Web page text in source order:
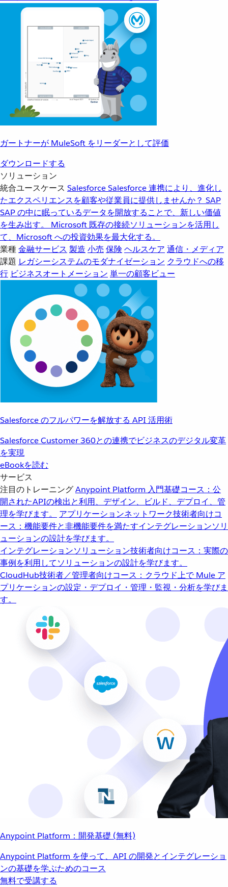
ガートナーが MuleSoft をリーダーとして評価
ダウンロードする
ソリューション
統合ユースケース SalesforceSalesforce 連携により、進化し
たエクスペリエンスを顧客や従業員に提供しませんか？ SAP
SAP の中に眠っているデータを開放することで、新しい価値
を生み出す。
Microsoft 既存の接続ソリューションを活用し
て、Microsoft への投資効果を最大化する。
業種金融サービス 製造 小売 保険 ヘルスケア 通信・メディア
課題 レガシーシステムのモダナイゼーション クラウドへの移
行 ビジネスオートメーション 単一の顧客ビュー
Salesforce のフルパワーを解放する API 活用術
Salesforce Customer 360との連携でビジネスのデジタル変革
を実現
eBookを読む
サービス
注目のトレーニングAnypoint Platform 入門基礎コース：公
開されたAPIの検出と利用、デザイン、ビルド、デプロイ、管
理を学びます。
アプリケーションネットワーク技術者向けコ
ース：機能要件と非機能要件を満たすインテグレーションソリ
ューションの設計を学びます。
インテグレーションソリューション技術者向けコース：実際の
事例を利用してソリューションの設計を学びます。
CloudHub技術者／管理者向けコース：クラウド上で Mule ア
プリケーションの設定・デプロイ・管理・監視・分析を学びま
す。
Anypoint Platform：開発基礎 (無料)
Anypoint Platform を使って、API の開発とインテグレーショ
ンの基礎を学ぶためのコース
無料で受講する